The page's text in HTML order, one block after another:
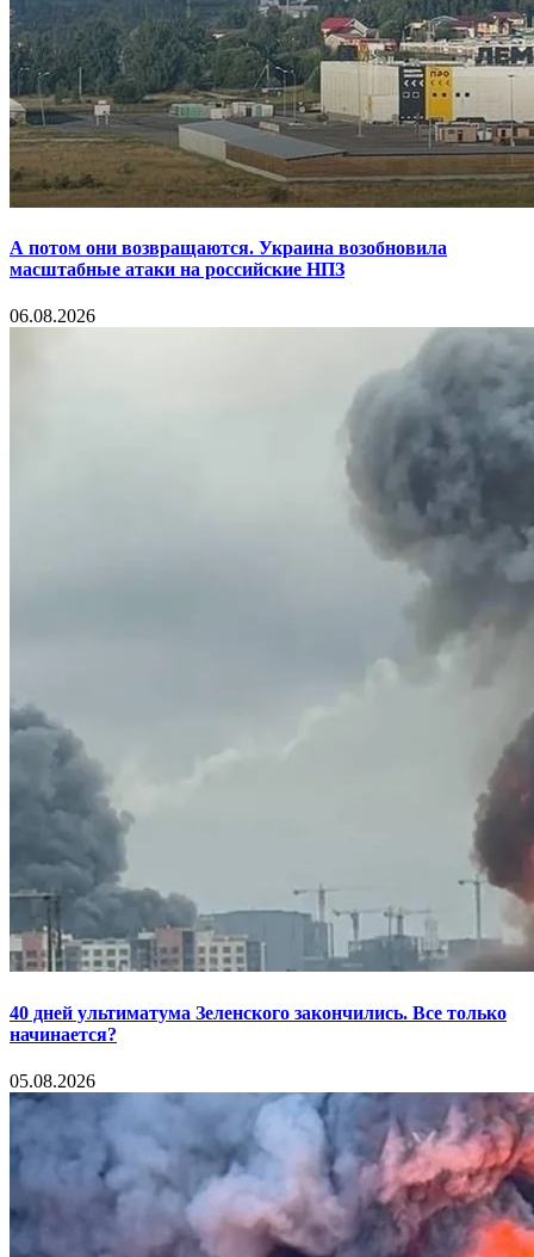
А потом они возвращаются. Украина возобновила
масштабные атаки на российские НПЗ
06.08.2026
40 дней ультиматума Зеленского закончились. Все только
начинается?
05.08.2026